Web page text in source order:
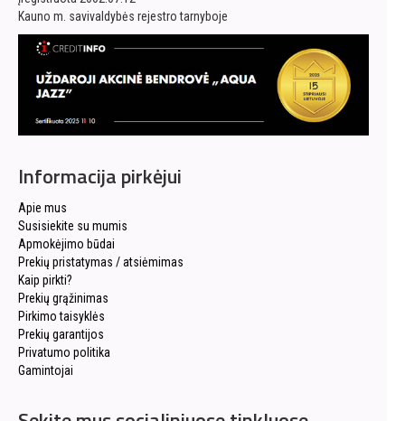
Kauno m. savivaldybės rejestro tarnyboje
Informacija pirkėjui
Apie mus
Susisiekite su mumis
Apmokėjimo būdai
Prekių pristatymas / atsiėmimas
Kaip pirkti?
Prekių grąžinimas
Pirkimo taisyklės
Prekių garantijos
Privatumo politika
Gamintojai